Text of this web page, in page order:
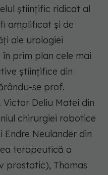
ştiinţific ridicat al
amplificat şi de
ale urologiei
prim plan cele mai
ştiinţifice din
se prof.
Deliu Matei din
chirurgiei robotice
Endre Neulander din
terapeutică a
prostatic), Thomas